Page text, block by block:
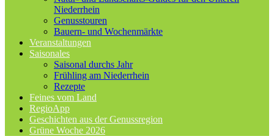
Niederrhein
Genusstouren
Bauern- und Wochenmärkte
Veranstaltungen
Saisonales
Saisonal durchs Jahr
Frühling am Niederrhein
Rezepte
Feines vom Land
RegioApp
Geschichten aus der Genussregion
Grüne Woche 2026